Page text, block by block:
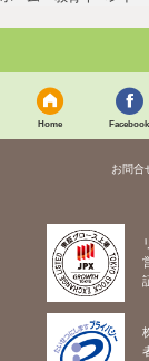
Home Facebook
お問合